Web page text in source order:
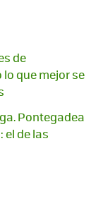
de
que mejor se
Pontegadea
el de las